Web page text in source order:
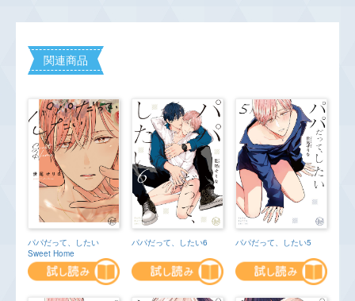
関連商品
パパだって、したい
Sweet Home
パパだって、したい6 パパだって、したい5